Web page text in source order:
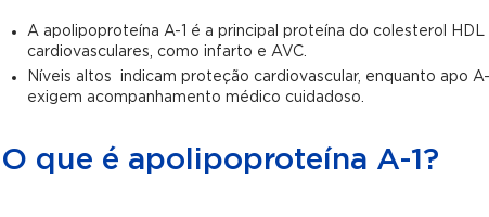
A apolipoproteína A-1 é a principal proteína do colesterol
cardiovasculares, como infarto e AVC.
Níveis altos indicam proteção cardiovascular, enquanto apo
exigem acompanhamento médico cuidadoso.
O que é apolipoproteína A-1?